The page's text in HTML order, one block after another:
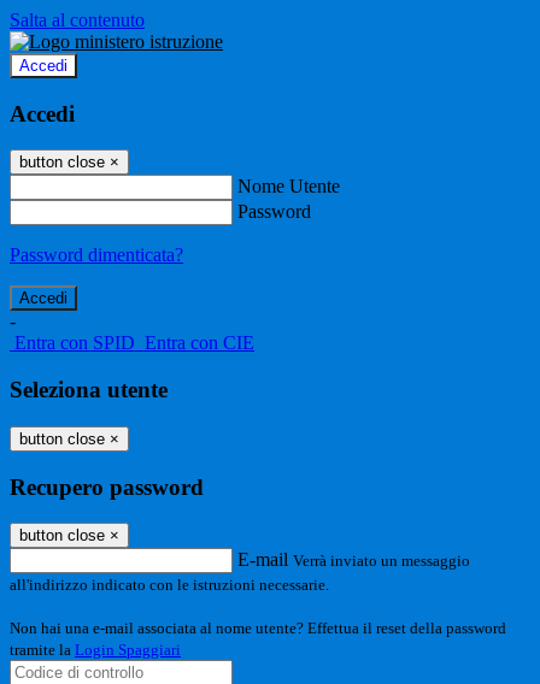
Salta al contenuto
Accedi
Accedi
button close ×
Nome Utente
Password
Password dimenticata?
-
Entra con SPID Entra con CIE
Seleziona utente
button close ×
Recupero password
button close ×
E-mail Verrà inviato un messaggio
all'indirizzo indicato con le istruzioni necessarie.
Non hai una e-mail associata al nome utente? Effettua il reset della password
tramite la Login Spaggiari